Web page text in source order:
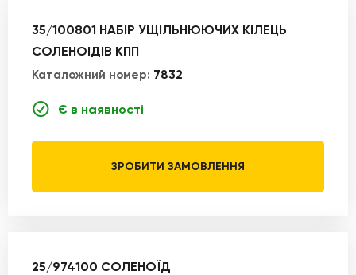
35/100801 НАБІР УЩІЛЬНЮЮЧИХ КІЛЕЦЬ
СОЛЕНОІДІВ КПП
Каталожний номер: 7832
Є в наявності
ЗРОБИТИ ЗАМОВЛЕННЯ
25/974100 СОЛЕНОЇД